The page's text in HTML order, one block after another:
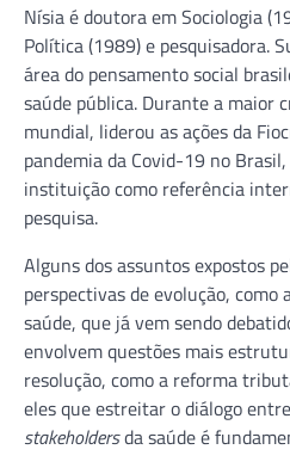
Nísia é doutora em Sociologia
Política (1989) e pesquisadora.
área do pensamento social
saúde pública. Durante a maior
mundial, liderou as ações da
pandemia da Covid-19 no
instituição como referência
pesquisa.
Alguns dos assuntos expostos
perspectivas de evolução, como
saúde, que já vem sendo
envolvem questões mais
resolução, como a reforma
eles que estreitar o diálogo
stakeholdersda saúde é